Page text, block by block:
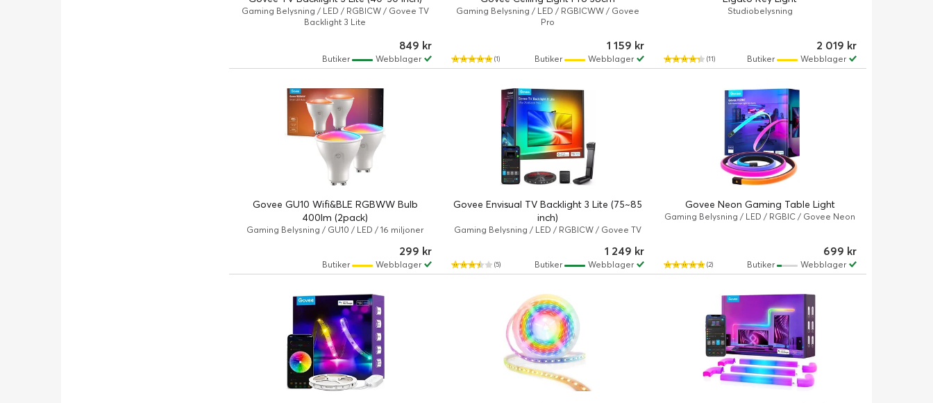
Gaming Belysning / LED / RGBICW / Govee TV
Backlight 3 Lite
849 kr
Webblager
Butiker
Gaming Belysning / LED / RGBICWW / Govee
Pro
(1)
1 159 kr
Webblager
Butiker
Studiobelysning
(11)
2 019 kr
Webblager
Butiker
Govee GU10 Wifi&BLE RGBWW Bulb
400lm (2pack)
Gaming Belysning / GU10 / LED / 16 miljoner
299 kr
Webblager
Butiker
Govee Envisual TV Backlight 3 Lite (75~85
inch)
Gaming Belysning / LED / RGBICW / Govee TV
(5)
1 249 kr
Webblager
Butiker
Govee Neon Gaming Table Light
Gaming Belysning / LED / RGBIC / Govee Neon
(2)
699 kr
Webblager
Butiker